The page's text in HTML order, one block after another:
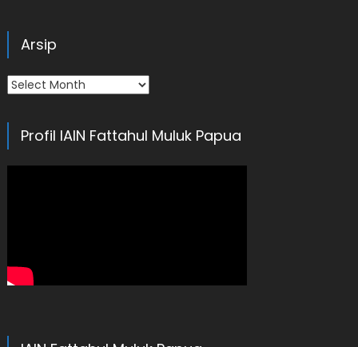
Arsip
Arsip
Profil IAIN Fattahul Muluk Papua